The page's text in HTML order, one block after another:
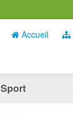
Accueil
Sport